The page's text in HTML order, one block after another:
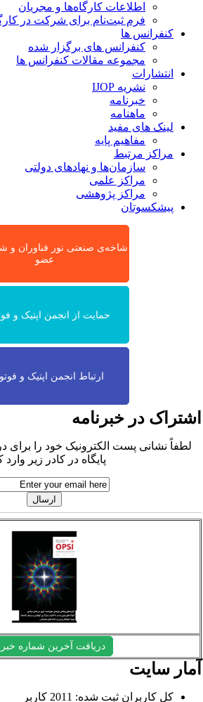
اطلاعات کارگاه‌ها و مجریان
فرم ثبت‌نام برای شرکت در
کنفرانس ها
کنفرانس های برگزار شده
مجموعه مقالات کنفرانس ها
انتشارات
نشریه IJOP
خبرنامه
ماهنامه
لینک های مفید
مفاهیم پایه
مراکز مرتبط
سازمان‌ها و نهادهای دولتی
مراکز علمی
مراکز پژوهشی
پیشکسوتان
شاخه‌ی صنعتی نور فناوران و
عضو
حمایت از انجمن اپتیک و
ارتباط انجمن اپتیک و
در خبرنامه
لطفاً نشانی پست الکترونیک خود را برای
پایگاه در کادر زیر وارد
دریافت آخرین شماره
سایت
کل کاربران ثبت شده: 2011 کاربر